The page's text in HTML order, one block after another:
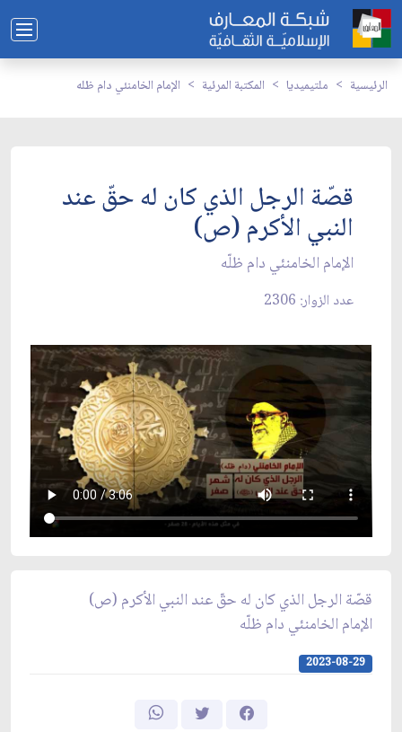
الرئيسية ملتيميديا المكتبة المرئية الإمام الخامنئي دام ظله
قصّة الرجل الذي كان له حقّ عند
النبي الأكرم (ص)
الإمام الخامنئي دام ظلّه
عدد الزوار: 2306
قصّة الرجل الذي كان له حقّ عند النبي الأكرم (ص)
الإمام الخامنئي دام ظلّه
2023-08-29